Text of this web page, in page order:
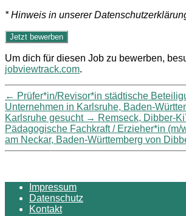
* Hinweis in unserer
Um dich für diesen Job zu bewerben,
jobviewtrack.com.
← Prüfer*in/Revisor*in städtische
Unternehmen in Karlsruhe, Baden-
Karlsruhe gesucht → Remseck, Dibber-
Pädagogische Fachkraft / Erzieher*in (m/
am Neckar, Baden-Württemberg von
Impressum
Datenschutz
Kontakt